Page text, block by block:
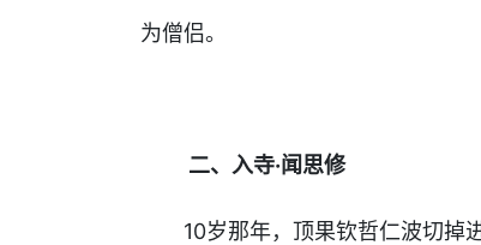
为僧侣。
二、入寺·闻思修
10岁那年，顶果钦哲仁波切掉进